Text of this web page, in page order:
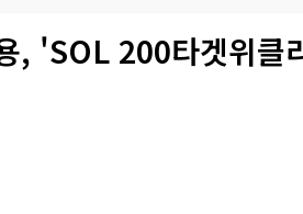
, 'SOL 200타겟위클